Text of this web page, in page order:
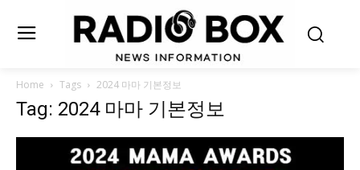
Home Tags 2024 마마 기본정보
Tag: 2024 마마 기본정보